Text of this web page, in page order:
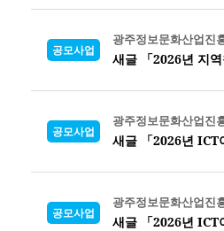
공모사업
광주정보문화산업진
새글 「2026년 지
공모사업
광주정보문화산업진
새글 「2026년 ICT
공모사업
광주정보문화산업진
새글 「2026년 ICT